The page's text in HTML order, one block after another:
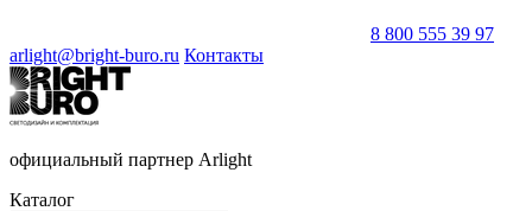
8 800 555 39 97
arlight@bright-buro.ru Контакты
официальный партнер Arlight
Каталог